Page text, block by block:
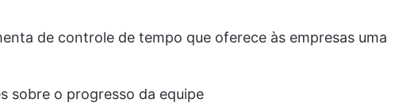
de controle de tempo que oferece às empresas uma
sobre o progresso da equipe